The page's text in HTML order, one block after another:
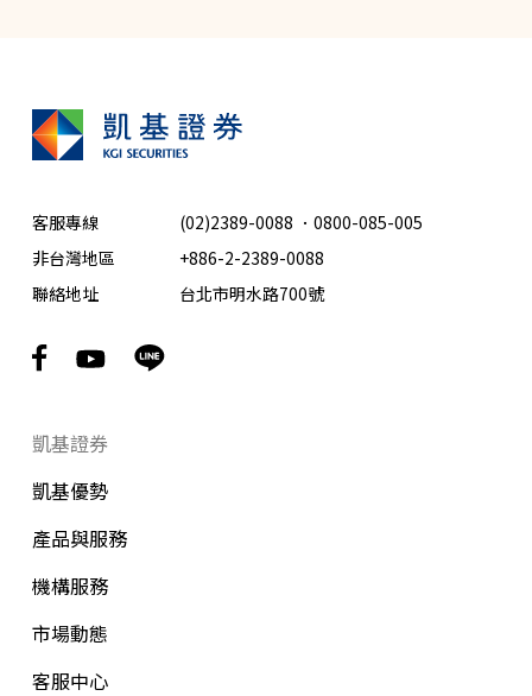
客服專線 (02)2389-0088 ． 0800-085-005
非台灣地區
+886-2-2389-0088
聯絡地址
台北市明水路700號
凱基證券
凱基優勢
產品與服務
機構服務
市場動態
客服中心